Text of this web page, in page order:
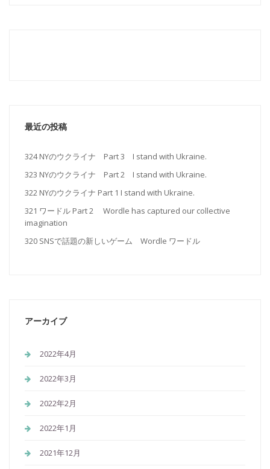
最近の投稿
324 NYのウクライナ Part 3 I stand with Ukraine.
323 NYのウクライナ Part 2 I stand with Ukraine.
322 NYのウクライナ Part 1 I stand with Ukraine.
321 ワードル Part 2 Wordle has captured our collective
imagination
320 SNSで話題の新しいゲーム Wordle ワードル
アーカイブ
2022年4月
2022年3月
2022年2月
2022年1月
2021年12月